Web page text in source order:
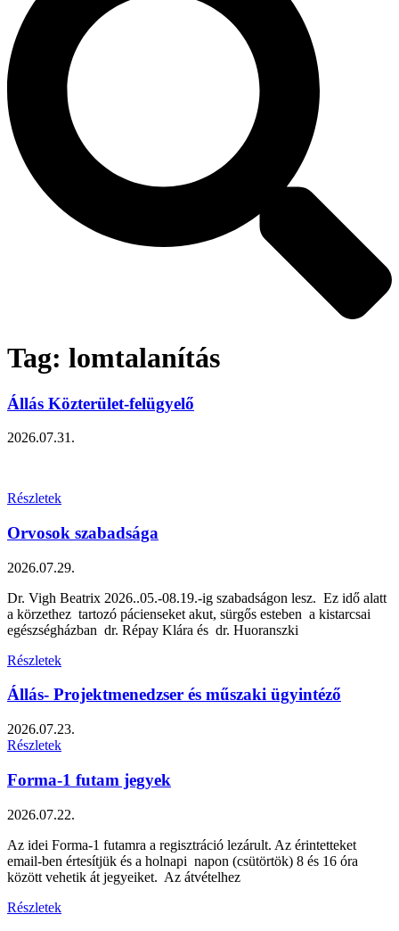
Tag: lomtalanítás
Állás Közterület-felügyelő
2026.07.31.
Részletek
Orvosok szabadsága
2026.07.29.
Dr. Vigh Beatrix 2026..05.-08.19.-ig szabadságon lesz. Ez idő alatt
a körzethez tartozó pácienseket akut, sürgős esteben a kistarcsai
egészségházban dr. Répay Klára és dr. Huoranszki
Részletek
Állás- Projektmenedzser és műszaki ügyintéző
2026.07.23.
Részletek
Forma-1 futam jegyek
2026.07.22.
Az idei Forma-1 futamra a regisztráció lezárult. Az érintetteket
email-ben értesítjük és a holnapi napon (csütörtök) 8 és 16 óra
között vehetik át jegyeiket. Az átvételhez
Részletek